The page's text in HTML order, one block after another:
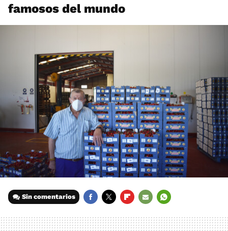
famosos del mundo
Sin comentarios
MAIL